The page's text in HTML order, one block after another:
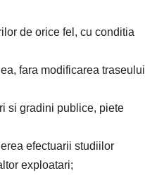
de orice fel, cu conditia
fara modificarea traseului
si gradini publice, piete
efectuarii studiilor
exploatari;